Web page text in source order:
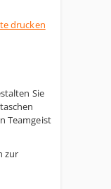
drucken
Sie
Teamgeist
zur